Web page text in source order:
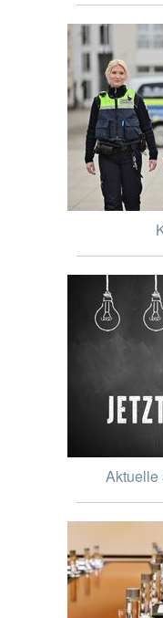
Aktuelle